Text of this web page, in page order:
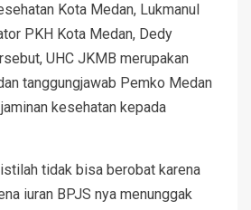
Kota Medan, Lukmanul
PKH Kota Medan, Dedy
UHC JKMB merupakan
tanggungjawab Pemko Medan
kesehatan kepada
tidak bisa berobat karena
iuran BPJS nya menunggak